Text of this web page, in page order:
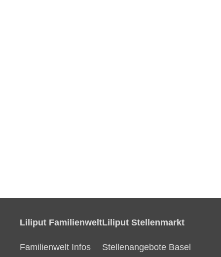
Liliput Familienwelt
Familienwelt Infos
Liliput Stellenmarkt
Stellenangebote Basel